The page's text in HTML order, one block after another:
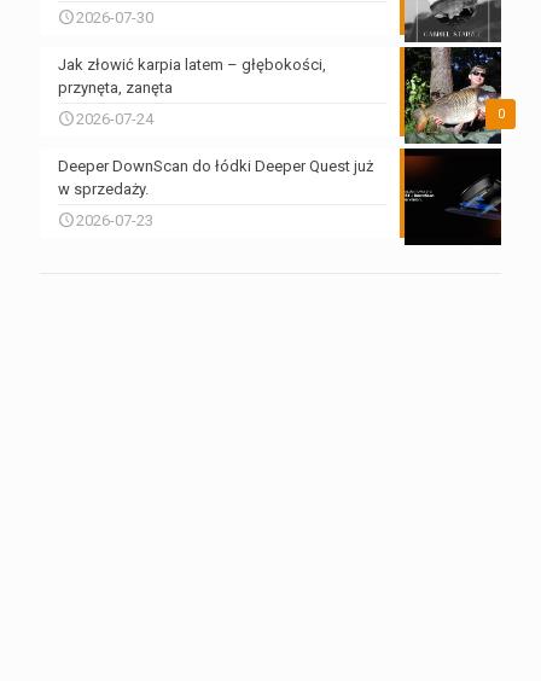
2026-07-30
0
Jak złowić karpia latem – głębokości,
przynęta, zanęta
2026-07-24
Deeper DownScan do łódki Deeper Quest już
w sprzedaży.
2026-07-23